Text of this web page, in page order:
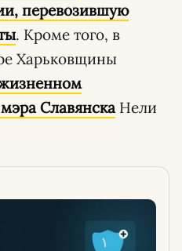
перевозившую
. Кроме того, в
Харьковщины
СлавянскаНели